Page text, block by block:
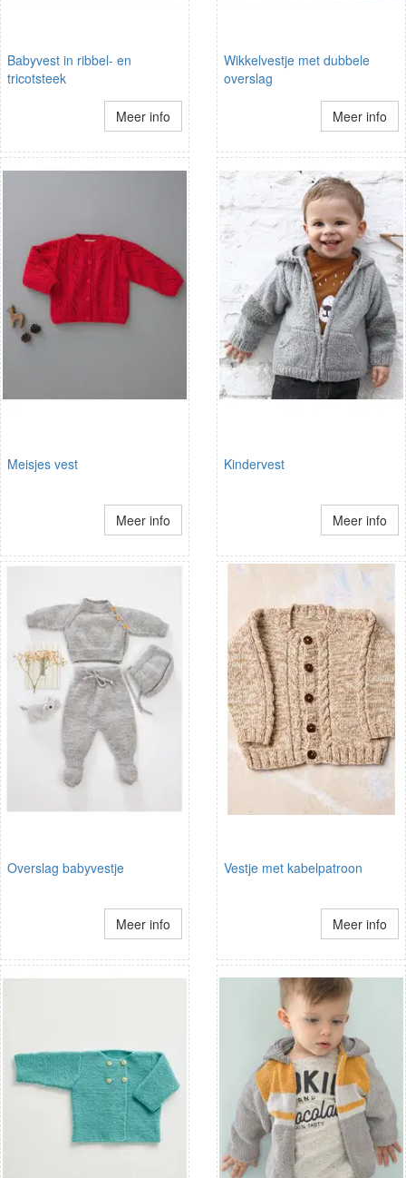
Babyvest in ribbel- en
tricotsteek
Meer info
Wikkelvestje met dubbele
overslag
Meer info
Meisjes vest
Meer info
Kindervest
Meer info
Overslag babyvestje
Meer info
Vestje met kabelpatroon
Meer info